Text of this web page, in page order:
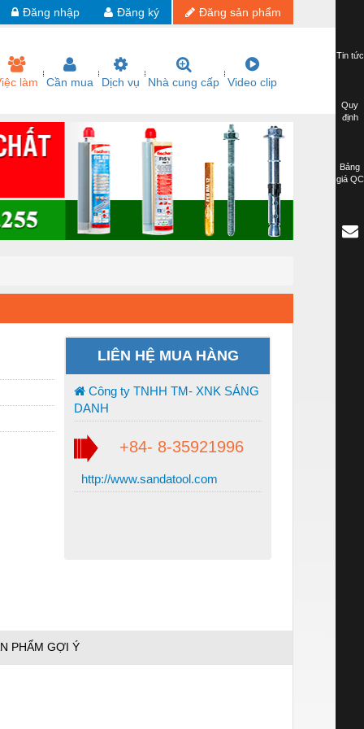
Đăng sản phẩm
Đăng ký
Đăng nhập
làm Cần mua Dịch vụ Nhà cung cấp Video clip
LIÊN HỆ MUA HÀNG
Công ty TNHH TM- XNK SÁNG
DANH
+84- 8-35921996
http://www.sandatool.com
PHẨM GỢI Ý
Tin tức
Quy
định
Bảng
giá QC